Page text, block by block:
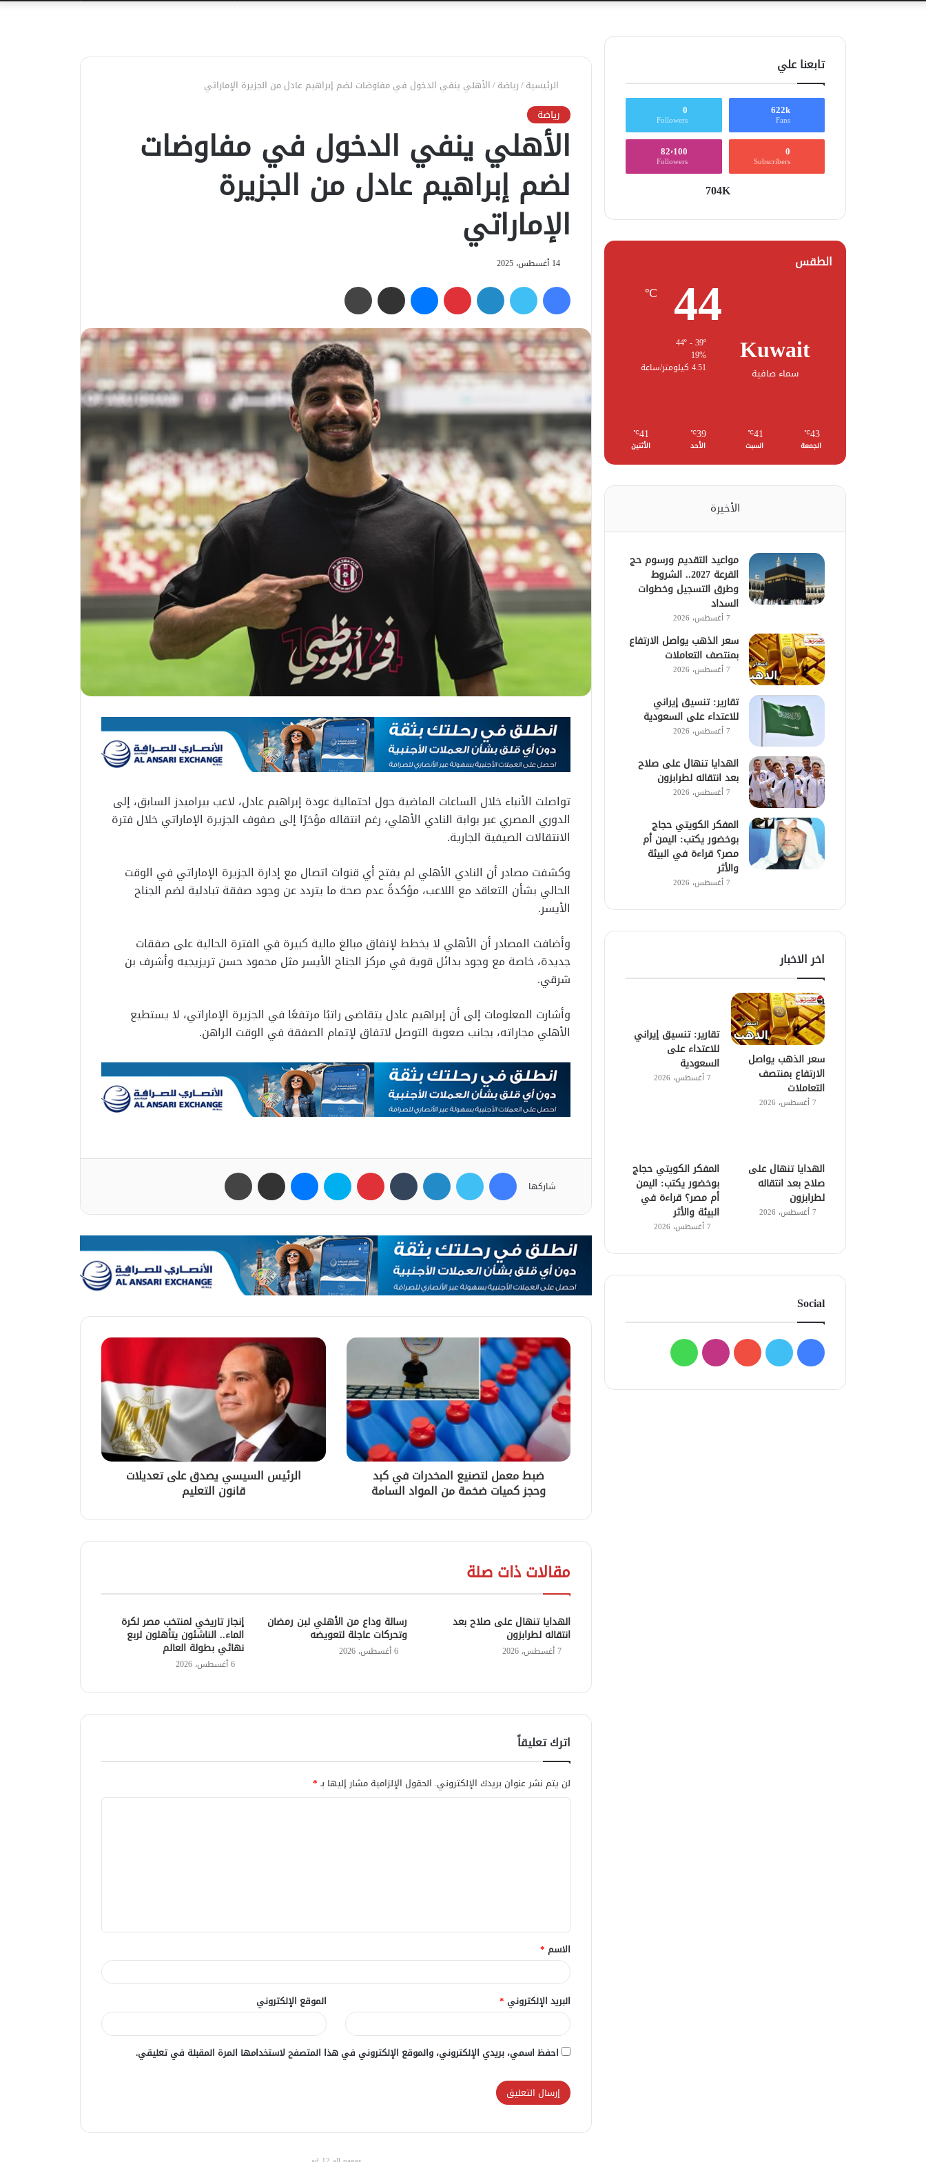
الرئيسية/رياضة/الأهلي ينفي الدخول في مفاوضات لضم إبراهيم عادل من الجزيرة الإماراتي
رياضة
الأهلي ينفي الدخول في مفاوضات
لضم إبراهيم عادل من الجزيرة
الإماراتي
14 أغسطس، 2025
فيسبوك تويتر لينكدإن بينتيريست ماسنجر مشاركة عبر البريد
تواصلت الأنباء خلال الساعات الماضية حول احتمالية عودة إبراهيم عادل، لاعب بيراميدز السابق، إلى
الدوري المصري عبر بوابة النادي الأهلي، رغم انتقاله مؤخرًا إلى صفوف الجزيرة الإماراتي خلال فترة
الانتقالات الصيفية الجارية.
وكشفت مصادر أن النادي الأهلي لم يفتح أي قنوات اتصال مع إدارة الجزيرة الإماراتي في الوقت
الحالي بشأن التعاقد مع اللاعب، مؤكدةً عدم صحة ما يتردد عن وجود صفقة تبادلية لضم الجناح
الأيسر.
وأضافت المصادر أن الأهلي لا يخطط لإنفاق مبالغ مالية كبيرة في الفترة الحالية على صفقات
جديدة، خاصة مع وجود بدائل قوية في مركز الجناح الأيسر مثل محمود حسن تريزيجيه وأشرف بن
شرقي.
وأشارت المعلومات إلى أن إبراهيم عادل يتقاضى راتبًا مرتفعًا في الجزيرة الإماراتي، لا يستطيع
الأهلي مجاراته، بجانب صعوبة التوصل لاتفاق لإتمام الصفقة في الوقت الراهن.
شاركها
فيسبوك تويتر لينكدإن بينتيريست سكايب ماسنجر مشاركة عبر البريد
ضبط معمل لتصنيع المخدرات في كبد
وحجز كميات ضخمة من المواد السامة
الرئيس السيسي يصدق على تعديلات
قانون التعليم
مقالات ذات صلة
الهدايا تنهال على صلاح بعد
انتقاله لطرابزون
7 أغسطس، 2026
رسالة وداع من الأهلي لبن رمضان
وتحركات عاجلة لتعويضه
6 أغسطس، 2026
إنجاز تاريخي لمنتخب مصر لكرة
الماء.. الناشئون يتأهلون لربع
نهائي بطولة العالم
6 أغسطس، 2026
اترك تعليقاً
لن يتم نشر عنوان بريدك الإلكتروني. الحقول الإلزامية مشار إليها بـ*
ق
*
الاسم *
البريد الإلكتروني * الموقع الإلكتروني
احفظ اسمي، بريدي الإلكتروني، والموقع الإلكتروني في هذا المتصفح لاستخدامها المرة المقبلة في تعليقي.
تابعنا علي
622k
Fans
0
Followers
0
Subscribers
82٬100
Followers
704K
الطقس
Kuwait
سماء صافية
44
℃
44º - 39º
19%
4.51 كيلومتر/ساعة
43
℃
الجمعة
41
℃
السبت
39
℃
الأحد
41
℃
الأثنين
الأخيرة
مواعيد التقديم ورسوم حج
القرعة 2027.. الشروط
وطرق التسجيل وخطوات
السداد
7 أغسطس، 2026
سعر الذهب يواصل الارتفاع
بمنتصف التعاملات
7 أغسطس، 2026
تقارير: تنسيق إيراني
للاعتداء على السعودية
7 أغسطس، 2026
الهدايا تنهال على صلاح
بعد انتقاله لطرابزون
7 أغسطس، 2026
المفكر الكويتي حجاج
بوخضور يكتب: اليمن أم
مصر؟ قراءة في البيئة
والأثر
7 أغسطس، 2026
اخر الاخبار
سعر الذهب يواصل
الارتفاع بمنتصف
التعاملات
7 أغسطس، 2026
تقارير: تنسيق إيراني
للاعتداء على
السعودية
7 أغسطس، 2026
الهدايا تنهال على
صلاح بعد انتقاله
لطرابزون
7 أغسطس، 2026
المفكر الكويتي حجاج
بوخضور يكتب: اليمن
أم مصر؟ قراءة في
البيئة والأثر
7 أغسطس، 2026
Social
فيسبوك
تويتر يوتيوبانستقرامواتساب